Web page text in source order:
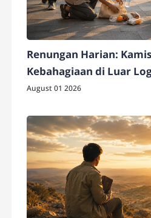
Renungan Harian:
Kebahagiaan di Luar
August 01 2026